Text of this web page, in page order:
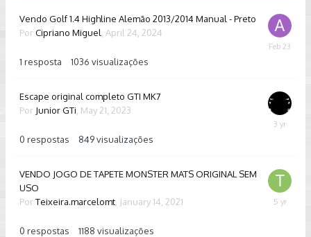
Vendo Golf 1.4 Highline Alemão 2013/2014 Manual - Preto
Por Cipriano Miguel April 24, 2024
1 resposta 1036 visualizações
February
Escape original completo GTI MK7
Por Junior GTi May 21, 2023
0 respostas 849visualizações
May
VENDO JOGO DE TAPETE MONSTER MATS ORIGINAL SEM
USO
Por Teixeira.marcelomt January 14, 2021
0 respostas 1188 visualizações
January